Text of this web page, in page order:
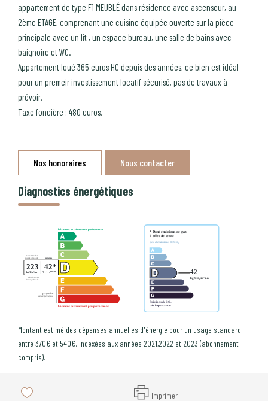
appartement de type F1 MEUBLÉ dans résidence avec ascenseur, au
2ème ETAGE, comprenant une cuisine équipée ouverte sur la pièce
principale avec un lit , un espace bureau, une salle de bains avec
baignoire et WC.
Appartement loué 365 euros HC depuis des années, ce bien est idéal
pour un premeir investissement locatif sécurisé, pas de travaux à
prévoir.
Taxe foncière : 480 euros.
Nos honoraires Nous contacter
Diagnostics énergétiques
Montant estimé des dépenses annuelles d'énergie pour un usage standard
entre 370€ et 540€. indexées aux années 2021,2022 et 2023 (abonnement
compris).
Imprimer